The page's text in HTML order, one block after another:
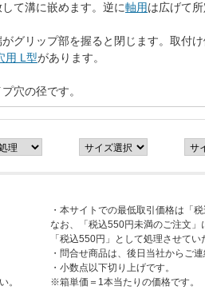
て溝に嵌めます。逆に軸用は広げて
グリップ部を握ると閉じます。取付
用 L型があります。
穴の径です。
。
・本サイトでの最低取引価格は「
なお、「税込550円未満のご注文」
「税込550円」として処理させてい
・問合せ商品は、後日当社からご連
・小数点以下切り上げです。
※箱単価＝1本当たりの価格です。